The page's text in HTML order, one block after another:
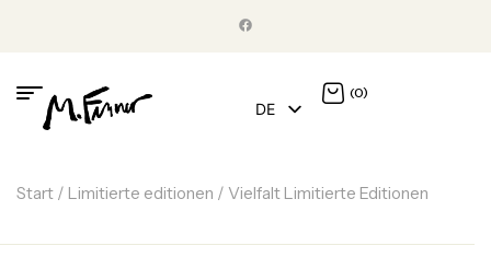
DE
(0)
Start / Limitierte editionen / Vielfalt Limitierte Editionen